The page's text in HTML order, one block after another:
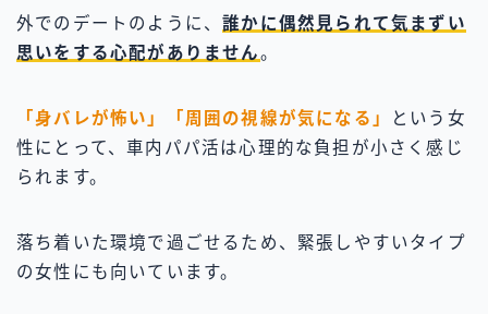
外でのデートのように、誰かに偶然見られて気まずい
思いをする心配がありません。
「身バレが怖い」「周囲の視線が気になる」
という女
性にとって、車内パパ活は心理的な負担が小さく感じ
られます。
落ち着いた環境で過ごせるため、緊張しやすいタイプ
の女性にも向いています。